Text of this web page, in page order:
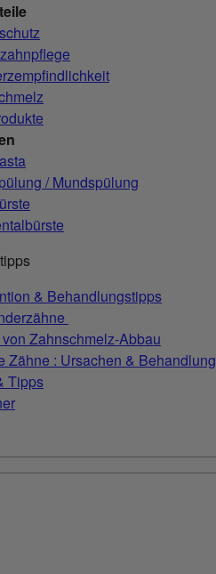
/ Mundspülung
& Behandlungstipps
Zahnschmelz-Abbau
Zähne : Ursachen & Behandlung
Tipps